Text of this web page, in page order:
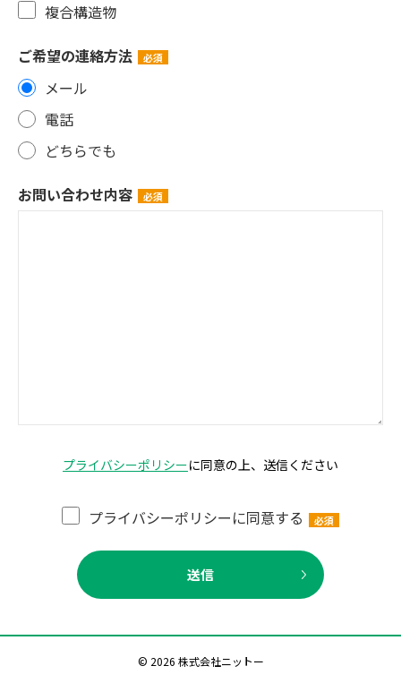
複合構造物
ご希望の連絡方法
メール
電話
どちらでも
お問い合わせ内容
プライバシーポリシーに同意の上、送信ください
プライバシーポリシーに同意する
© 2026 株式会社ニットー